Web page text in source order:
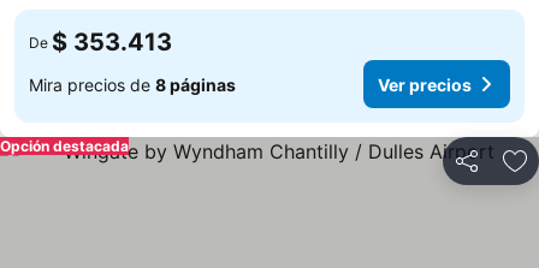
De $ 353.413
Mira precios de 8 páginas Ver precios
Compartir
Opción destacada